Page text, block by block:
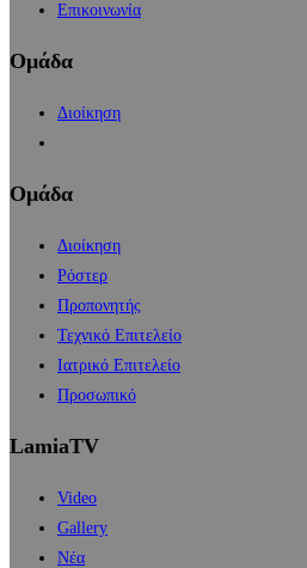
Επικοινωνία
Ομάδα
Διοίκηση
Ομάδα
Διοίκηση
Ρόστερ
Προπονητής
Τεχνικό Επιτελείο
Ιατρικό Επιτελείο
Προσωπικό
LamiaTV
Video
Gallery
Νέα